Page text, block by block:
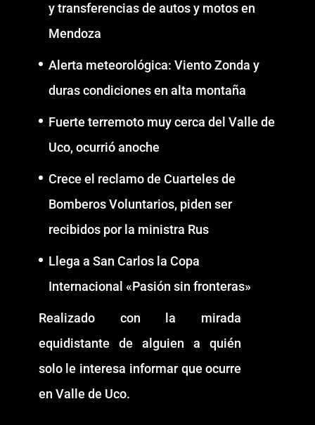
y transferencias de autos y motos en
Mendoza
Alerta meteorológica: Viento Zonda y
duras condiciones en alta montaña
Fuerte terremoto muy cerca del Valle de
Uco, ocurrió anoche
Crece el reclamo de Cuarteles de
Bomberos Voluntarios, piden ser
recibidos por la ministra Rus
Llega a San Carlos la Copa
Internacional «Pasión sin fronteras»
Realizado con la mirada
equidistante de alguien a quién
solo le interesa informar que ocurre
en Valle de Uco.